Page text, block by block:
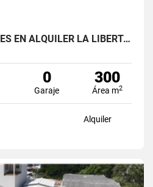
LOCALES COMERCIALES EN ALQUILER LA LIBERTAD AV. 9 OCTUBRE
0
Garaje
300
Área m2
Alquiler